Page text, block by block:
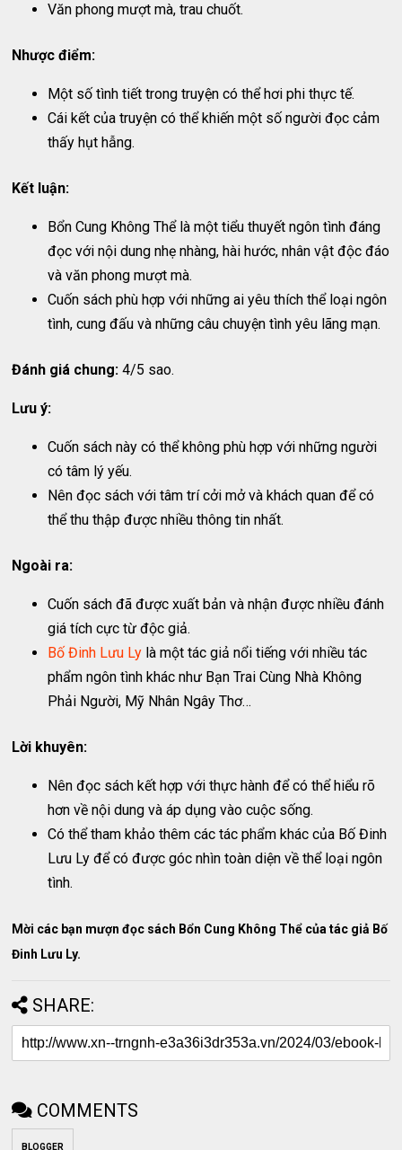
Văn phong mượt mà, trau chuốt.
Nhược điểm:
Một số tình tiết trong truyện có thể hơi phi thực tế.
Cái kết của truyện có thể khiến một số người đọc cảm
thấy hụt hẫng.
Kết luận:
Bổn Cung Không Thể là một tiểu thuyết ngôn tình đáng
đọc với nội dung nhẹ nhàng, hài hước, nhân vật độc đáo
và văn phong mượt mà.
Cuốn sách phù hợp với những ai yêu thích thể loại ngôn
tình, cung đấu và những câu chuyện tình yêu lãng mạn.
Đánh giá chung: 4/5 sao.
Lưu ý:
Cuốn sách này có thể không phù hợp với những người
có tâm lý yếu.
Nên đọc sách với tâm trí cởi mở và khách quan để có
thể thu thập được nhiều thông tin nhất.
Ngoài ra:
Cuốn sách đã được xuất bản và nhận được nhiều đánh
giá tích cực từ độc giả.
Bố Đinh Lưu Ly là một tác giả nổi tiếng với nhiều tác
phẩm ngôn tình khác như Bạn Trai Cùng Nhà Không
Phải Người, Mỹ Nhân Ngây Thơ…
Lời khuyên:
Nên đọc sách kết hợp với thực hành để có thể hiểu rõ
hơn về nội dung và áp dụng vào cuộc sống.
Có thể tham khảo thêm các tác phẩm khác của Bố Đinh
Lưu Ly để có được góc nhìn toàn diện về thể loại ngôn
tình.
Mời các bạn mượn đọc sách Bổn Cung Không Thể của tác giả Bố
Đinh Lưu Ly.
SHARE:
COMMENTS
BLOGGER